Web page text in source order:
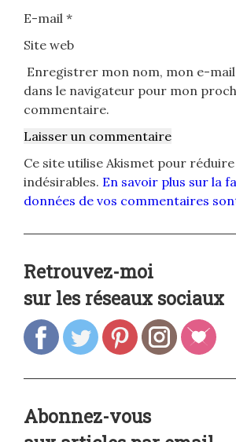
E-mail *
Site web
Enregistrer mon nom, mon e-
dans le navigateur pour mon
commentaire.
Ce site utilise Akismet pour réduire
indésirables. En savoir plus sur la
données de vos commentaires
Retrouvez-moi
sur les réseaux sociaux
Abonnez-vous